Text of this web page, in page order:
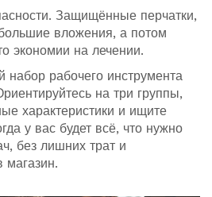
Защищённые перчатки,
вложения, а потом
экономии на лечении.
набор рабочего инструмента
на три группы,
характеристики и ищите
у вас будет всё, что нужно
без лишних трат и
магазин.